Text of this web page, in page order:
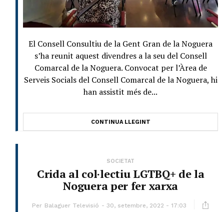
El Consell Consultiu de la Gent Gran de la Noguera
s’ha reunit aquest divendres a la seu del Consell
Comarcal de la Noguera. Convocat per l’Àrea de
Serveis Socials del Consell Comarcal de la Noguera, hi
han assistit més de...
CONTINUA LLEGINT
SOCIETAT
Crida al col·lectiu LGTBQ+ de la
Noguera per fer xarxa
Per Balaguer Televisió 30, setembre, 2022 - 17:03